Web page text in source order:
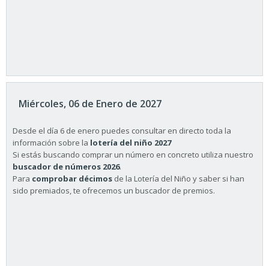
Miércoles, 06 de Enero de 2027
Desde el día 6 de enero puedes consultar en directo toda la
información sobre la lotería del niño 2027
Si estás buscando comprar un número en concreto utiliza nuestro
buscador de números 2026.
Para comprobar décimos de la Lotería del Niño y saber si han
sido premiados, te ofrecemos un buscador de premios.